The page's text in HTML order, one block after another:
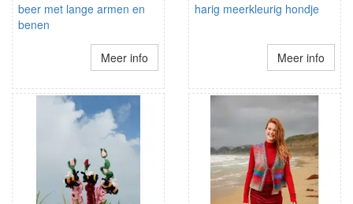
beer met lange armen en
benen
Meer info
harig meerkleurig hondje
Meer info